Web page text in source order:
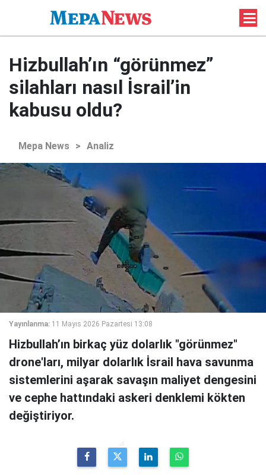
Hizbullah’ın “görünmez”
silahları nasıl İsrail’in
kabusu oldu?
Mepa News > Analiz
Yayınlanma: 11 Mayıs 2026 Pazartesi 13:08
Hizbullah’ın birkaç yüz dolarlık "görünmez"
drone'ları, milyar dolarlık İsrail hava savunma
sistemlerini aşarak savaşın maliyet dengesini
ve cephe hattındaki askeri denklemi kökten
değiştiriyor.